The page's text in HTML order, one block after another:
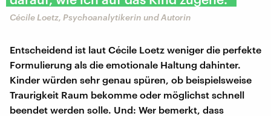
Cécile Loetz, Psychoanalytikerin und Autorin
Entscheidend ist laut Cécile Loetz weniger die perfekte
Formulierung als die emotionale Haltung dahinter.
Kinder würden sehr genau spüren, ob beispielsweise
Traurigkeit Raum bekomme oder möglichst schnell
beendet werden solle. Und: Wer bemerkt, dass